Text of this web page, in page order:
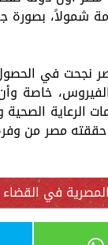
شمولاً،
خاصة
الرعاية
مضيفا أن ما
المصرية في